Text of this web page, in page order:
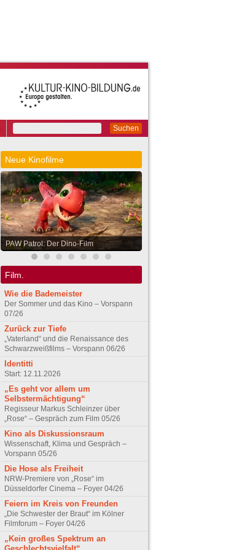
Suchen
Neue Kinofilme
PAW Patrol: Der Dino-Film
Film.
Wie die Bademeister
Der Sommer und das Kino – Vorspann
07/26
Zurück zur Tiefe
„Vaterland“ und die Renaissance des
Schwarzweißfilms – Vorspann 06/26
Identitti
Start: 12.11.2026
„Es geht vor allem um
Selbstermächtigung“
Regisseur Markus Schleinzer über
„Rose“ – Gespräch zum Film 05/26
Kino als Diskussionsraum
Wissenschaft, Klima und Gespräch –
Vorspann 05/26
Die Hose als Freiheit
NRW-Premiere von „Rose“ im
Düsseldorfer Cinema – Foyer 04/26
Feiern im Kreis von Freunden
„Die Schwester der Braut“ im Kölner
Filmforum – Foyer 04/26
„Kein großes Spektrum an